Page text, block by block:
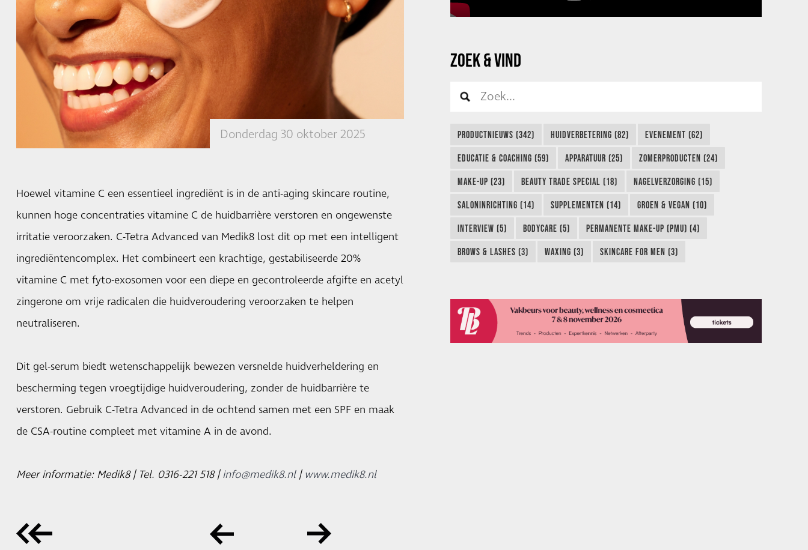
Donderdag 30 oktober 2025
Hoewel vitamine C een essentieel ingrediënt is in de anti-aging skincare routine,
kunnen hoge concentraties vitamine C de huidbarrière verstoren en ongewenste
irritatie veroorzaken. C-Tetra Advanced van Medik8 lost dit op met een intelligent
ingrediëntencomplex. Het combineert een krachtige, gestabiliseerde 20%
vitamine C met fyto-exosomen voor een diepe en gecontroleerde afgifte en acetyl
zingerone om vrije radicalen die huidveroudering veroorzaken te helpen
neutraliseren.
Dit gel-serum biedt wetenschappelijk bewezen versnelde huidverheldering en
bescherming tegen vroegtijdige huidveroudering, zonder de huidbarrière te
verstoren. Gebruik C-Tetra Advanced in de ochtend samen met een SPF en maak
de CSA-routine compleet met vitamine A in de avond.
Meer informatie: Medik8 | Tel. 0316-221 518 |info@medik8.nl| www.medik8.nl
ZOEK & VIND
PRODUCTNIEUWS (342) HUIDVERBETERING (82) EVENEMENT (62)
EDUCATIE & COACHING (59) APPARATUUR (25) ZOMERPRODUCTEN (24)
MAKE-UP (23) BEAUTY TRADE SPECIAL (18) NAGELVERZORGING (15)
SALONINRICHTING (14) SUPPLEMENTEN (14) GROEN & VEGAN (10)
INTERVIEW (5) BODYCARE (5) PERMANENTE MAKE-UP (PMU) (4)
BROWS & LASHES (3) WAXING (3) SKINCARE FOR MEN (3)